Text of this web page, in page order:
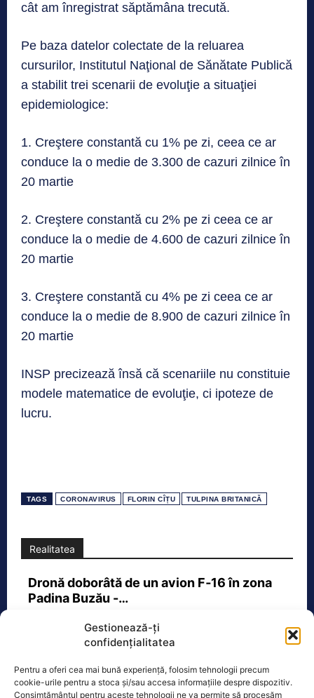
Gestionează-ți
confidențialitatea
Pentru a oferi cea mai bună experiență, folosim tehnologii precum
cookie-urile pentru a stoca și/sau accesa informațiile despre dispozitiv.
Consimțământul pentru aceste tehnologii ne va permite să procesăm
cât am înregistrat săptămâna trecută.
Pe baza datelor colectate de la reluarea
cursurilor, Institutul Naţional de Sănătate Publică
a stabilit trei scenarii de evoluţie a situaţiei
epidemiologice:
1. Creştere constantă cu 1% pe zi, ceea ce ar
conduce la o medie de 3.300 de cazuri zilnice în
20 martie
2. Creştere constantă cu 2% pe zi ceea ce ar
conduce la o medie de 4.600 de cazuri zilnice în
20 martie
3. Creştere constantă cu 4% pe zi ceea ce ar
conduce la o medie de 8.900 de cazuri zilnice în
20 martie
INSP precizează însă că scenariile nu constituie
modele matematice de evoluţie, ci ipoteze de
lucru.
TAGS CORONAVIRUS FLORIN CÎȚU TULPINA BRITANICĂ
Realitatea
Dronă doborâtă de un avion F‑16 în zona
Padina Buzău -…
F‑16 al Forțelor Aeriene Române, în zona Padina, în